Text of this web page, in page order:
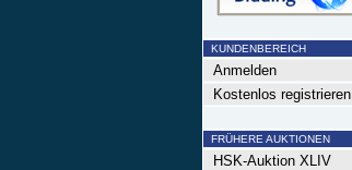
KUNDENBEREICH
Anmelden
Kostenlos registrieren
FRÜHERE AUKTIONEN
HSK-Auktion XLIV